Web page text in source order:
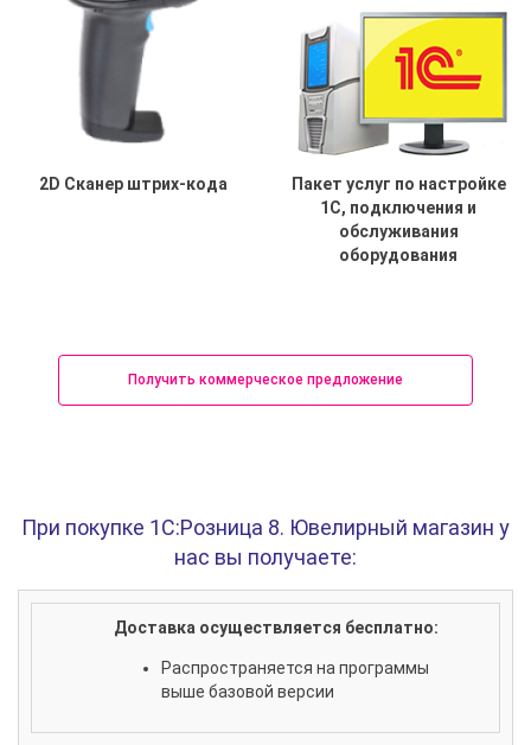
2D Сканер штрих-кода
Пакет услуг по настройке
1С, подключения и
обслуживания
оборудования
Получить коммерческое предложение
При покупке 1С:Розница 8. Ювелирный магазин у
нас вы получаете:
Доставка осуществляется бесплатно:
Распространяется на программы
выше базовой версии